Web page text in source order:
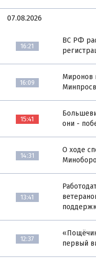
07.08.2026
16:21
ВС РФ
16:09
Миронов
15:41
они -
14:31
О ходе
13:41
12:37
первый